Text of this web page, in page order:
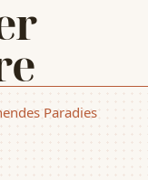
Paradies